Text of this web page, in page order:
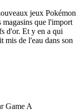
jeux Pokémon
magasins que l'import
d'or. Et y en a qui
mis de l'eau dans son
Game A